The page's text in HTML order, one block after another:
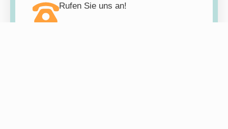
Rufen Sie uns an!